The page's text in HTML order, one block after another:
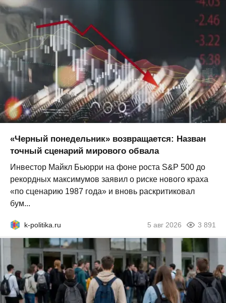
«Черный понедельник» возвращается: Назван
точный сценарий мирового обвала
Инвестор Майкл Бьюрри на фоне роста S&P 500 до
рекордных максимумов заявил о риске нового краха
«по сценарию 1987 года» и вновь раскритиковал
бум...
k-politika.ru 5 авг 2026 3 891